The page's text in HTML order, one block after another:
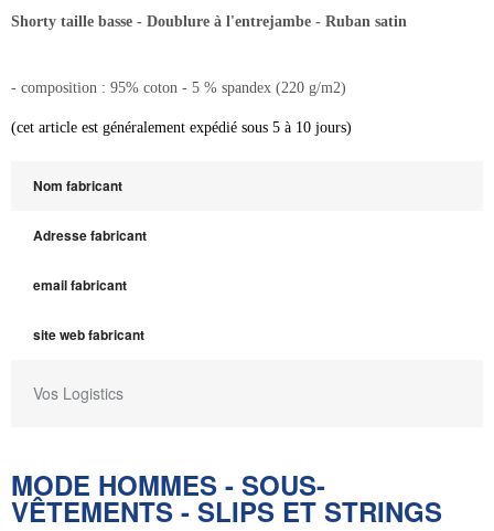
Shorty taille basse - Doublure à l'entrejambe - Ruban satin
- composition : 95% coton - 5 % spandex (220 g/m2)
(cet article est généralement expédié sous 5 à 10 jours)
Nom fabricant
Adresse fabricant
email fabricant
site web fabricant
Vos Logistics
MODE HOMMES - SOUS-
VÊTEMENTS - SLIPS ET STRINGS